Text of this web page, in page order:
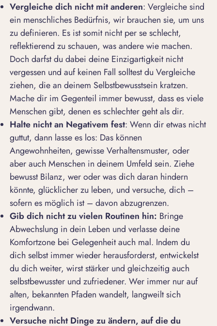
Vergleiche dich nicht mit anderen: Vergleiche sind
ein menschliches Bedürfnis, wir brauchen sie, um uns
zu definieren. Es ist somit nicht per se schlecht,
reflektierend zu schauen, was andere wie machen.
Doch darfst du dabei deine Einzigartigkeit nicht
vergessen und auf keinen Fall solltest du Vergleiche
ziehen, die an deinem Selbstbewusstsein kratzen.
Mache dir im Gegenteil immer bewusst, dass es viele
Menschen gibt, denen es schlechter geht als dir.
Halte nicht an Negativem fest: Wenn dir etwas nicht
guttut, dann lasse es los: Das können
Angewohnheiten, gewisse Verhaltensmuster, oder
aber auch Menschen in deinem Umfeld sein. Ziehe
bewusst Bilanz, wer oder was dich daran hindern
könnte, glücklicher zu leben, und versuche, dich –
sofern es möglich ist – davon abzugrenzen.
Gib dich nicht zu vielen Routinen hin: Bringe
Abwechslung in dein Leben und verlasse deine
Komfortzone bei Gelegenheit auch mal. Indem du
dich selbst immer wieder herausforderst, entwickelst
du dich weiter, wirst stärker und gleichzeitig auch
selbstbewusster und zufriedener. Wer immer nur auf
alten, bekannten Pfaden wandelt, langweilt sich
irgendwann.
Versuche nicht Dinge zu ändern, auf die du